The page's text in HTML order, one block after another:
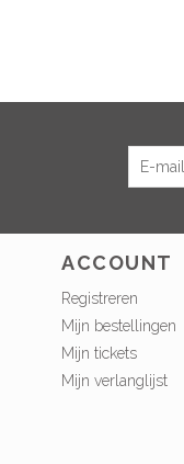
ACCOUNT
Registreren
Mijn bestellingen
Mijn tickets
Mijn verlanglijst